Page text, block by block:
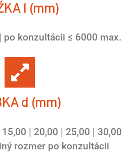
l (mm)
po konzultácii ≤ 6000 max.
d (mm)
| 20,00 | 25,00 | 30,00
rozmer po konzultácii